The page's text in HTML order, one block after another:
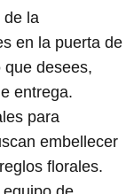
de la
en la puerta de
desees,
entrega.
para
embellecer
florales.